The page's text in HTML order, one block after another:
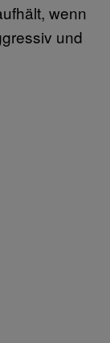
wenn
und